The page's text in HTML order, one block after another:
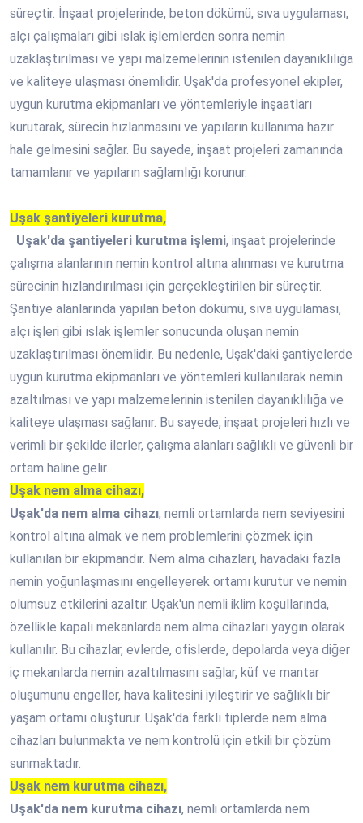
süreçtir. İnşaat projelerinde, beton dökümü, sıva uygulaması,
alçı çalışmaları gibi ıslak işlemlerden sonra nemin
uzaklaştırılması ve yapı malzemelerinin istenilen dayanıklılığa
ve kaliteye ulaşması önemlidir. Uşak'da profesyonel ekipler,
uygun kurutma ekipmanları ve yöntemleriyle inşaatları
kurutarak, sürecin hızlanmasını ve yapıların kullanıma hazır
hale gelmesini sağlar. Bu sayede, inşaat projeleri zamanında
tamamlanır ve yapıların sağlamlığı korunur.
Uşak şantiyeleri kurutma,
Uşak'da şantiyeleri kurutma işlemi, inşaat projelerinde
çalışma alanlarının nemin kontrol altına alınması ve kurutma
sürecinin hızlandırılması için gerçekleştirilen bir süreçtir.
Şantiye alanlarında yapılan beton dökümü, sıva uygulaması,
alçı işleri gibi ıslak işlemler sonucunda oluşan nemin
uzaklaştırılması önemlidir. Bu nedenle, Uşak'daki şantiyelerde
uygun kurutma ekipmanları ve yöntemleri kullanılarak nemin
azaltılması ve yapı malzemelerinin istenilen dayanıklılığa ve
kaliteye ulaşması sağlanır. Bu sayede, inşaat projeleri hızlı ve
verimli bir şekilde ilerler, çalışma alanları sağlıklı ve güvenli bir
ortam haline gelir.
Uşak nem alma cihazı,
Uşak'da nem alma cihazı, nemli ortamlarda nem seviyesini
kontrol altına almak ve nem problemlerini çözmek için
kullanılan bir ekipmandır. Nem alma cihazları, havadaki fazla
nemin yoğunlaşmasını engelleyerek ortamı kurutur ve nemin
olumsuz etkilerini azaltır. Uşak'un nemli iklim koşullarında,
özellikle kapalı mekanlarda nem alma cihazları yaygın olarak
kullanılır. Bu cihazlar, evlerde, ofislerde, depolarda veya diğer
iç mekanlarda nemin azaltılmasını sağlar, küf ve mantar
oluşumunu engeller, hava kalitesini iyileştirir ve sağlıklı bir
yaşam ortamı oluşturur. Uşak'da farklı tiplerde nem alma
cihazları bulunmakta ve nem kontrolü için etkili bir çözüm
sunmaktadır.
Uşak nem kurutma cihazı,
Uşak'da nem kurutma cihazı, nemli ortamlarda nem